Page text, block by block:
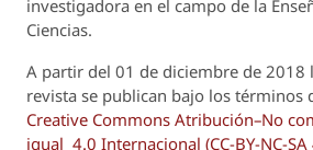
investigadora en el campo de la
Ciencias.
A partir del 01 de diciembre de 2018
revista se publican bajo los términos
Creative Commons Atribución–No
igual 4.0 Internacional (CC-BY-NC-SA